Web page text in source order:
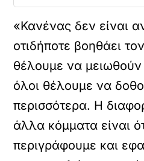
«Κανένας δεν είναι
οτιδήποτε βοηθάει
θέλουμε να μειωθούν
όλοι θέλουμε να
περισσότερα. Η
άλλα κόμματα είναι
περιγράφουμε και